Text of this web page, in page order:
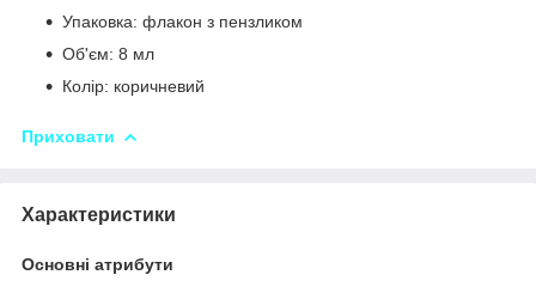
Упаковка: флакон з пензликом
Об'єм: 8 мл
Колір: коричневий
Приховати
Характеристики
Основні атрибути